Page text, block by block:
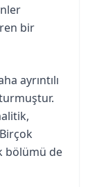
bir
ayrıntılı
bölümü de